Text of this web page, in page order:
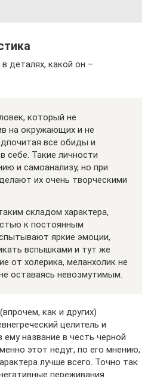
деталях, какой он –
который не
на окружающих и не
все обиды и
себе. Такие личности
и самоанализу, но при
их очень творческими
складом характера,
к постоянным
яркие эмоции,
вспышками и тут же
от холерика, меланхолик не
оставаясь невозмутимым.
как и других)
целитель и
название в честь черной
этот недуг, по его мнению,
лучше всего. Точно так
переживания